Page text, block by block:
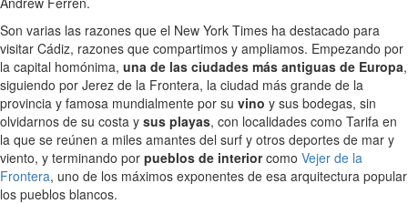
Son varias las razones que el New York Times ha destacado para
visitar Cádiz, razones que compartimos y ampliamos. Empezando por
la capital homónima, una de las ciudades más antiguas de Europa,
siguiendo por Jerez de la Frontera, la ciudad más grande de la
provincia y famosa mundialmente por su vino y sus bodegas, sin
olvidarnos de su costa y sus playas, con localidades como Tarifa en
la que se reúnen a miles amantes del surf y otros deportes de mar y
viento, y terminando por pueblos de interiorcomo Vejer de la
Frontera, uno de los máximos exponentes de esa arquitectura popular
los pueblos blancos.